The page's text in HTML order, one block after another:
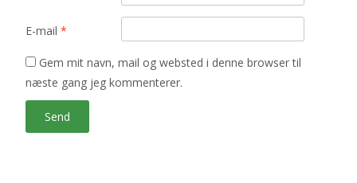
E-mail *
Gem mit navn, mail og websted i denne browser til
næste gang jeg kommenterer.